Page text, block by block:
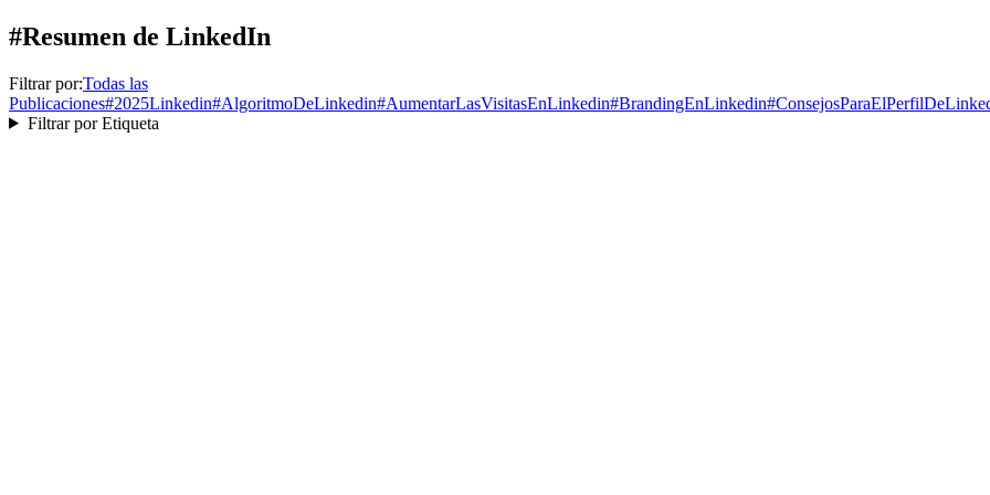
#Resumen de LinkedIn
Filtrar por:Todas las
Publicaciones#2025Linkedin#AlgoritmoDeLinkedin#AumentarLasVisitasEnLinkedin#BrandingEnLinkedin#
Filtrar por Etiqueta